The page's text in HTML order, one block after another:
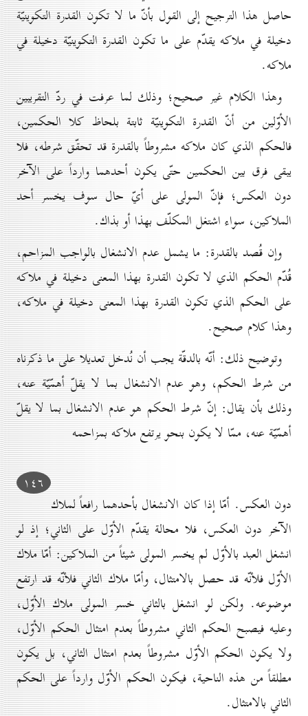
حاصل هذا الترجيح إلى القول بأنّ ما لا تكون القدرة التكوينيّة
دخيلة في ملاكه يقدّم على ما تكون القدرة التكوينيّة دخيلة في
ملاكه.
وهذا الكلام غير صحيح؛ وذلك لما عرفت في ردّ التقريبين
الأوّلين من أنّ القدرة التكوينيّة ثابتة بلحاظ كلا الحكمين،
فالحكم الذي كان ملاكه مشروطاً بالقدرة قد تحقّق شرطه، فلا
يبقى فرق بين الحكمين حتّى يكون أحدهما وارداً على الآخر
دون العكس؛ فإنّ المولى على أيّ حال سوف يخسر أحد
الملاكين، سواء اشتغل المكلّف بهذا أو بذاك.
وإن قُصد بالقدرة: ما يشمل عدم الانشغال بالواجب المزاحم،
قُدّم الحكم الذي لا تكون القدرة بهذا المعنى دخيلة في ملاكه
على الحكم الذي تكون القدرة بهذا المعنى دخيلة في ملاكه،
وهذا كلام صحيح.
وتوضيح ذلك: أنّه بالدقّة يجب أن نُدخل تعديلا على ما ذكرناه
من شرط الحكم، وهو عدم الانشغال بما لا يقلّ أهمّيّة عنه،
وذلك بأن يقال: إنّ شرط الحكم هو عدم الانشغال بما لا يقلّ
أهمّيّة عنه، ممّا لا يكون بنحو يرتفع ملاكه بمزاحمه
۱٤٦
دون العكس. أمّا إذا كان الانشغال بأحدهما رافعاً لملاك
الآخر دون العكس، فلا محالة يقدّم الأوّل على الثاني؛ إذ لو
انشغل العبد بالأوّل لم يخسر المولى شيئاً من الملاكين: أمّا ملاك
الأوّل فلأنّه قد حصل بالامتثال، وأمّا ملاك الثاني فلأنّه قد ارتفع
موضوعه. ولكن لو انشغل بالثاني خسر المولى ملاك الأوّل،
وعليه فيصبح الحكم الثاني مشروطاً بعدم امتثال الحكم الأوّل،
ولا يكون الحكم الأوّل مشروطاً بعدم امتثال الثاني، بل يكون
مطلقاً من هذه الناحية، فيكون الحكم الأوّل وارداً على الحكم
الثاني بالامتثال.